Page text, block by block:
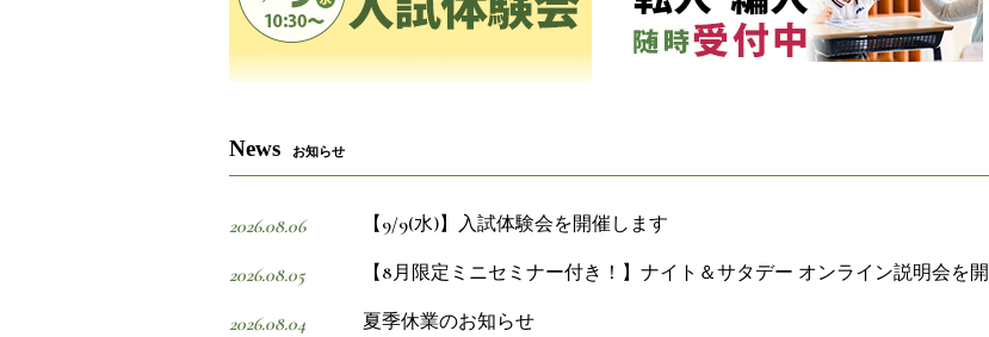
News お知らせ
2026.08.06 【9/9(水)】入試体験会を開催します
2026.08.05 【8月限定ミニセミナー付き！】ナイト＆サタデー オンライン説明会を
2026.08.04 夏季休業のお知らせ